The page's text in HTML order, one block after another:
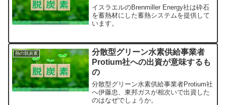
イスラエルのBrenmiller Energy社は砕石
を蓄熱材にした蓄熱システムを提供して
います。
熱の脱炭素
分散型グリーン水素供給事業者
Protium社への出資が意味するも
の
分散型グリーン水素供給事業者Protium社
へ伊藤忠、東邦ガスが相次いで出資した
のはなぜでしょうか。